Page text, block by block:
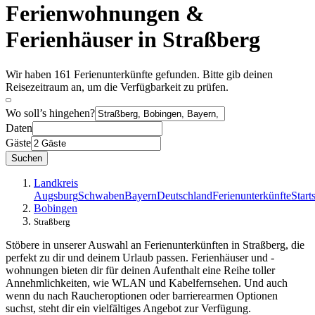
Ferienwohnungen &
Ferienhäuser in Straßberg
Wir haben 161 Ferienunterkünfte gefunden. Bitte gib deinen
Reisezeitraum an, um die Verfügbarkeit zu prüfen.
Wo soll’s hingehen?
Daten
Gäste
Suchen
Landkreis
AugsburgSchwabenBayernDeutschlandFerienunterkünfte
Bobingen
Straßberg
Stöbere in unserer Auswahl an Ferienunterkünften in Straßberg, die
perfekt zu dir und deinem Urlaub passen. Ferienhäuser und -
wohnungen bieten dir für deinen Aufenthalt eine Reihe toller
Annehmlichkeiten, wie WLAN und Kabelfernsehen. Und auch
wenn du nach Raucheroptionen oder barrierearmen Optionen
suchst, steht dir ein vielfältiges Angebot zur Verfügung.